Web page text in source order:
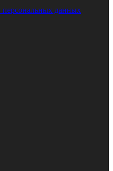
данных